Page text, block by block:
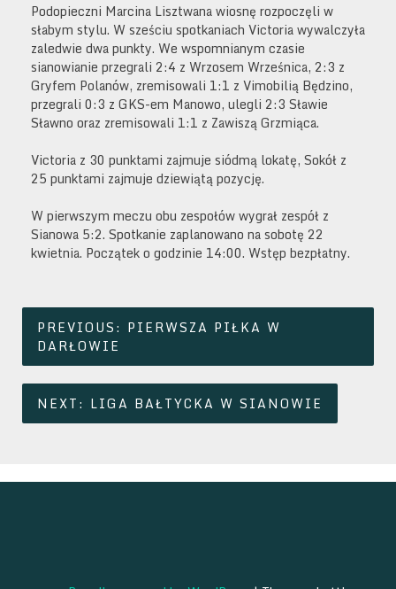
Podopieczni Marcina Lisztwana wiosnę rozpoczęli w
słabym stylu. W sześciu spotkaniach Victoria wywalczyła
zaledwie dwa punkty. We wspomnianym czasie
sianowianie przegrali 2:4 z Wrzosem Wrześnica, 2:3 z
Gryfem Polanów, zremisowali 1:1 z Vimobilią Będzino,
przegrali 0:3 z GKS-em Manowo, ulegli 2:3 Sławie
Sławno oraz zremisowali 1:1 z Zawiszą Grzmiąca.
Victoria z 30 punktami zajmuje siódmą lokatę, Sokół z
25 punktami zajmuje dziewiątą pozycję.
W pierwszym meczu obu zespołów wygrał zespół z
Sianowa 5:2. Spotkanie zaplanowano na sobotę 22
kwietnia. Początek o godzinie 14:00. Wstęp bezpłatny.
Nawigacja
wpisu
PREVIOUS: PIERWSZA PIŁKA W
DARŁOWIE
NEXT: LIGA BAŁTYCKA W SIANOWIE